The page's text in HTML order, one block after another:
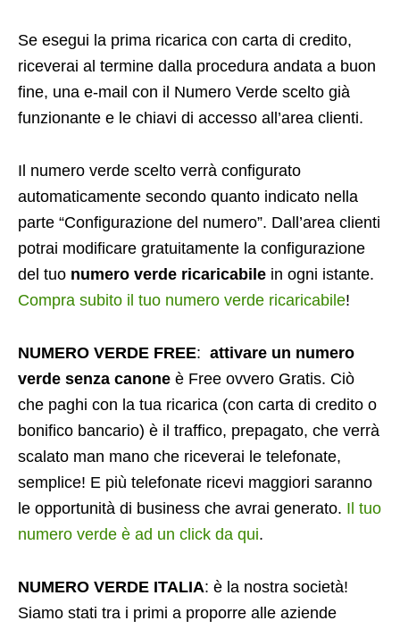
Se esegui la prima ricarica con carta di credito,
riceverai al termine dalla procedura andata a buon
fine, una e-mail con il Numero Verde scelto già
funzionante e le chiavi di accesso all’area clienti.
Il numero verde scelto verrà configurato
automaticamente secondo quanto indicato nella
parte “Configurazione del numero”. Dall’area clienti
potrai modificare gratuitamente la configurazione
del tuo numero verde ricaricabile in ogni istante.
Compra subito il tuo numero verde ricaricabile!
NUMERO VERDE FREE: attivare un numero
verde senza canone è Free ovvero Gratis. Ciò
che paghi con la tua ricarica (con carta di credito o
bonifico bancario) è il traffico, prepagato, che verrà
scalato man mano che riceverai le telefonate,
semplice! E più telefonate ricevi maggiori saranno
le opportunità di business che avrai generato. Il tuo
numero verde è ad un click da qui.
NUMERO VERDE ITALIA: è la nostra società!
Siamo stati tra i primi a proporre alle aziende